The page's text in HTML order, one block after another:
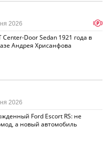
Center-Door Sedan 1921 года в
Андрея Хрисанфова
2026 p
Ford Escort RS: не
а новый автомобиль
2026